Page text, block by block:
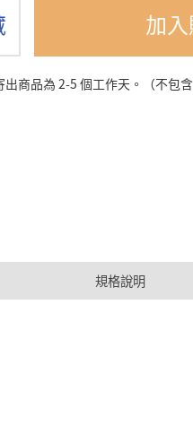
加
商品為 2-5 個工作天。（不包含
規格說明